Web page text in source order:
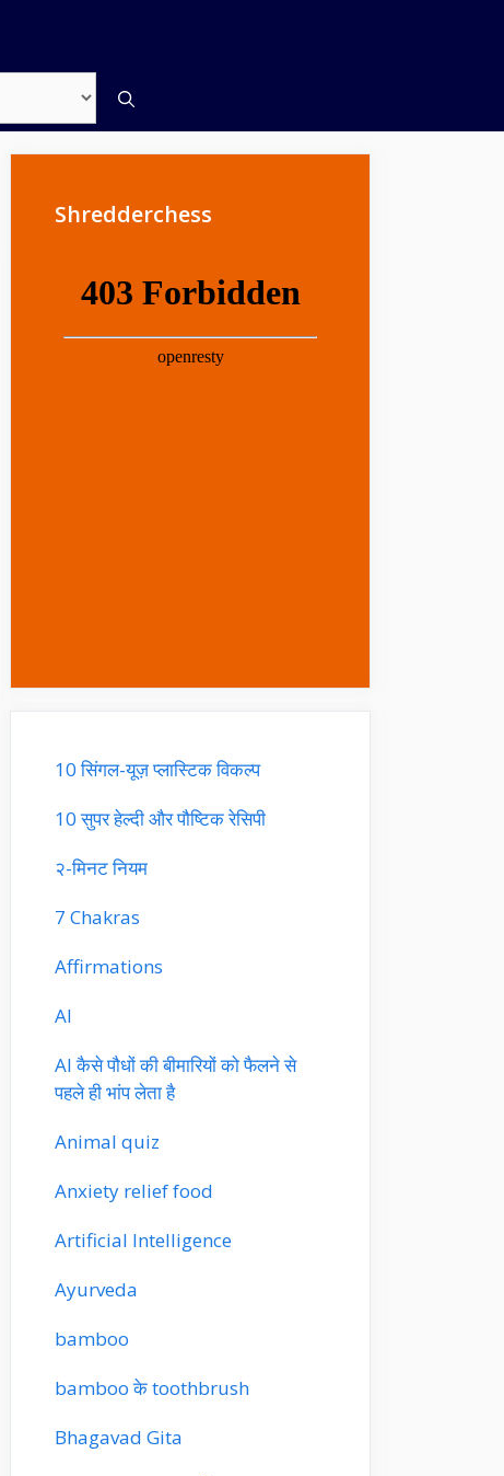
Shredderchess
10 सिंगल-यूज़ प्लास्टिक विकल्प
10 सुपर हेल्दी और पौष्टिक रेसिपी
२-मिनट नियम
7 Chakras
Affirmations
AI
AI कैसे पौधों की बीमारियों को फैलने से
पहले ही भांप लेता है
Animal quiz
Anxiety relief food
Artificial Intelligence
Ayurveda
bamboo
bamboo के toothbrush
Bhagavad Gita